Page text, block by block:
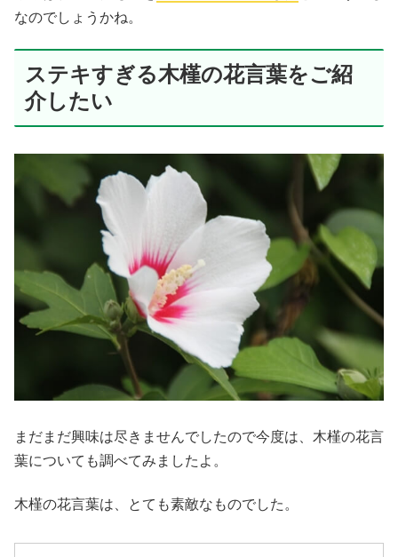
なのでしょうかね。
ステキすぎる木槿の花言葉をご紹
介したい
まだまだ興味は尽きませんでしたので今度は、木槿の花言
葉についても調べてみましたよ。
木槿の花言葉は、とても素敵なものでした。